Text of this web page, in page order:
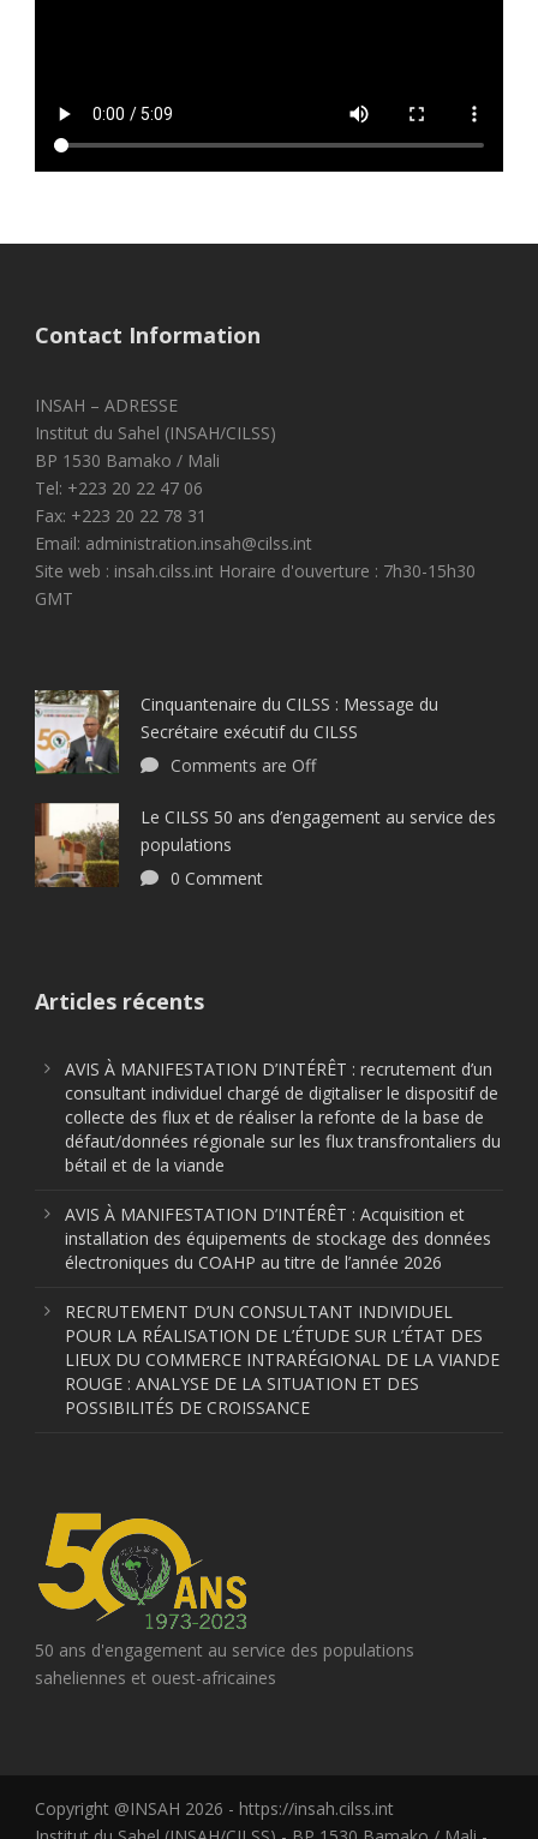
Contact Information
INSAH – ADRESSE
Institut du Sahel (INSAH/CILSS)
BP 1530 Bamako / Mali
Tel: +223 20 22 47 06
Fax: +223 20 22 78 31
Email: administration.insah@cilss.int
Site web : insah.cilss.int Horaire d'ouverture : 7h30-15h30
GMT
Cinquantenaire du CILSS : Message du
Secrétaire exécutif du CILSS
Comments are Off
Le CILSS 50 ans d’engagement au service des
populations
0 Comment
Articles récents
AVIS À MANIFESTATION D’INTÉRÊT : recrutement d’un
consultant individuel chargé de digitaliser le dispositif de
collecte des flux et de réaliser la refonte de la base de
défaut/données régionale sur les flux transfrontaliers du
bétail et de la viande
AVIS À MANIFESTATION D’INTÉRÊT : Acquisition et
installation des équipements de stockage des données
électroniques du COAHP au titre de l’année 2026
RECRUTEMENT D’UN CONSULTANT INDIVIDUEL
POUR LA RÉALISATION DE L’ÉTUDE SUR L’ÉTAT DES
LIEUX DU COMMERCE INTRARÉGIONAL DE LA VIANDE
ROUGE : ANALYSE DE LA SITUATION ET DES
POSSIBILITÉS DE CROISSANCE
50 ans d'engagement au service des populations
saheliennes et ouest-africaines
Copyright @INSAH 2026 - https://insah.cilss.int